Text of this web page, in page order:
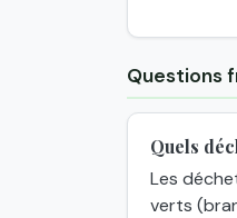
Questions
Quels
Les
verts